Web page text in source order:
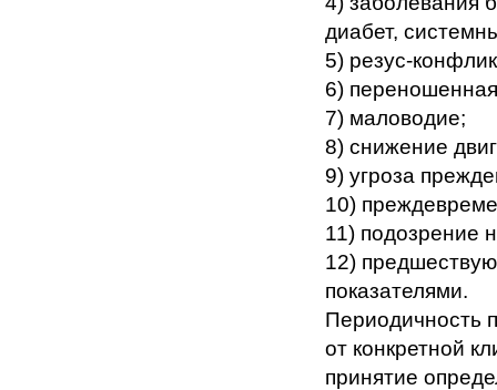
диабет,
5) резус-
6)
7) маловодие;
8) снижение
9) угроза
10)
11) подозрение
12)
показателями.
Периодичность
от конкретной
принятие